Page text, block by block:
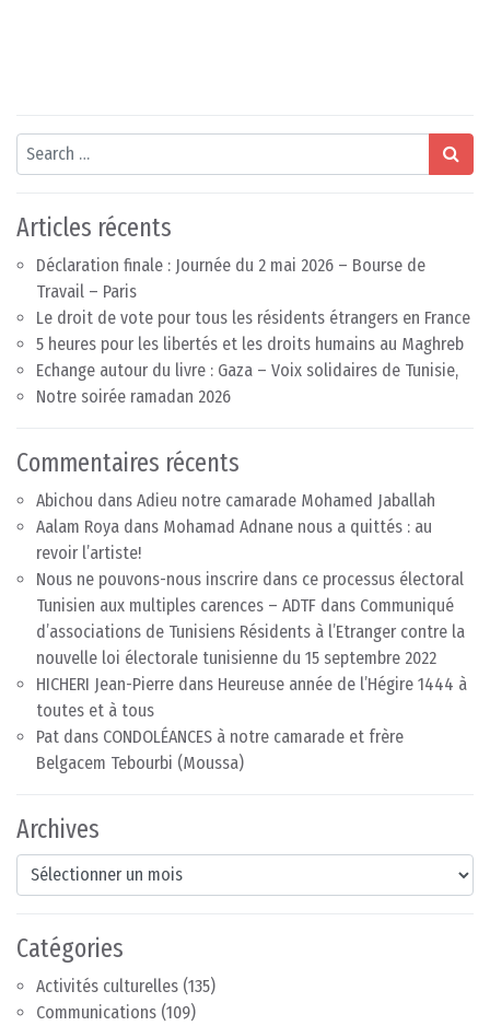
Search
Articles récents
Déclaration finale : Journée du 2 mai 2026 – Bourse de
Travail – Paris
Le droit de vote pour tous les résidents étrangers en France
5 heures pour les libertés et les droits humains au Maghreb
Echange autour du livre : Gaza – Voix solidaires de Tunisie,
Notre soirée ramadan 2026
Commentaires récents
Abichou dans Adieu notre camarade Mohamed Jaballah
Aalam Roya dans Mohamad Adnane nous a quittés : au
revoir l’artiste!
Nous ne pouvons-nous inscrire dans ce processus électoral
Tunisien aux multiples carences – ADTF dans Communiqué
d’associations de Tunisiens Résidents à l’Etranger contre la
nouvelle loi électorale tunisienne du 15 septembre 2022
HICHERI Jean-Pierre dans Heureuse année de l’Hégire 1444 à
toutes et à tous
Pat dans CONDOLÉANCES à notre camarade et frère
Belgacem Tebourbi (Moussa)
Archives
Archives
Catégories
Activités culturelles (135)
Communications (109)